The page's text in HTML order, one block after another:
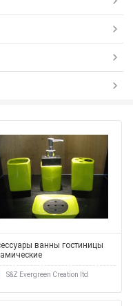
ванны гостиницы
S&Z Evergreen Creation ltd